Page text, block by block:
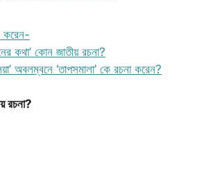
করেন-
কথা’ কোন জাতীয় রচনা?
অবলম্বনে ‘তাপসমালা’ কে রচনা করেন?
রচনা?